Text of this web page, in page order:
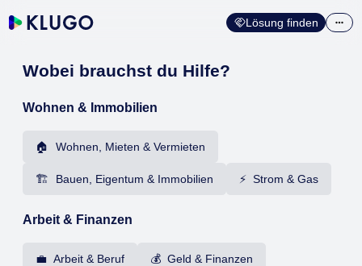
Lösung finden
Wobei brauchst du Hilfe?
Wohnen & Immobilien
🏠 Wohnen, Mieten & Vermieten
🏗️ Bauen, Eigentum & Immobilien ⚡ Strom & Gas
Arbeit & Finanzen
💼 Arbeit & Beruf 💰 Geld & Finanzen